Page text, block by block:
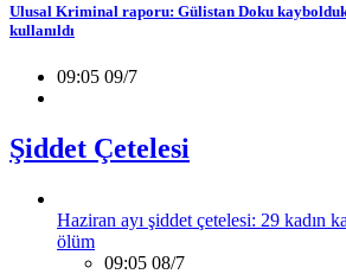
Ulusal Kriminal raporu: Gülistan Doku
kullanıldı
09:05 09/7
Şiddet Çetelesi
Haziran ayı şiddet çetelesi: 29 kadın
ölüm
09:05 08/7